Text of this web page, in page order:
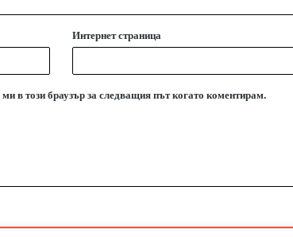
Интернет страница
в този браузър за следващия път когато коментирам.